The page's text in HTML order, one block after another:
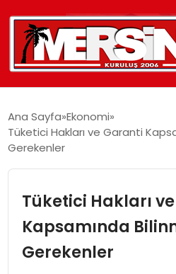
YAŞAM
EĞITIM
Ana Sayfa Ekonomi
Tüketici Hakları ve Garanti
Gerekenler
Tüketici Hakları
Kapsamında
Gerekenler